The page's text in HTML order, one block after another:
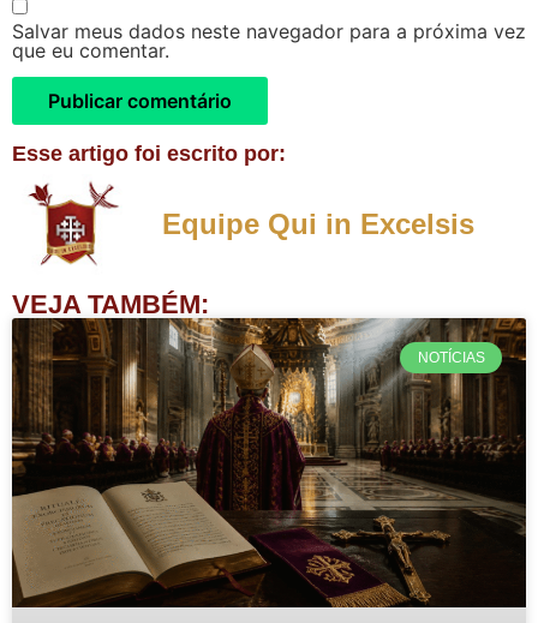
Salvar meus dados neste navegador para a próxima vez
que eu comentar.
Esse artigo foi escrito por:
Equipe Qui in Excelsis
VEJA TAMBÉM:
NOTÍCIAS